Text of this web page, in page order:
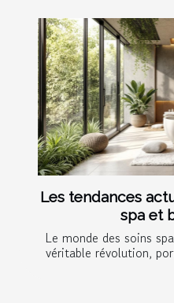
Les tendances
spa et
Le monde des soins
véritable révolution,